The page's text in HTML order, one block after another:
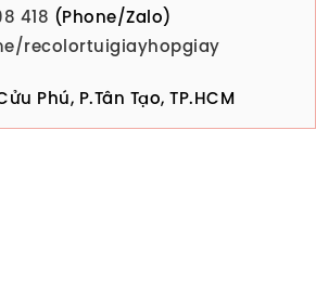
418 (Phone/Zalo)
recolortuigiayhopgiay
Phú, P.Tân Tạo, TP.HCM